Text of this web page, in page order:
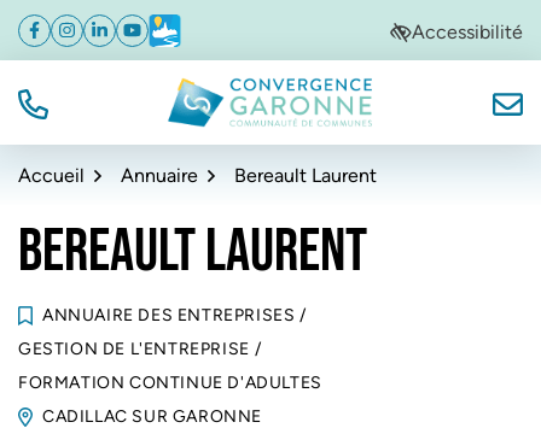
Aller
navigation
Aller
au
Aller
au
de
Facebook
(ouverture dans un nouvel onglet)
Instagram
(ouverture dans un nouvel onglet)
Linkedin
(ouverture dans un nouvel onglet)
YouTube
(ouverture dans un nouvel onglet)
Météo
(ouverture dans un nouvel onglet)Accessibilité
TÉL. Convergence Garonne
Accueil Annuaire Bereault Laurent
BEREAULT LAURENT
ANNUAIRE DES ENTREPRISES /
GESTION DE L'ENTREPRISE /
FORMATION CONTINUE D'ADULTES
CADILLAC SUR GARONNE